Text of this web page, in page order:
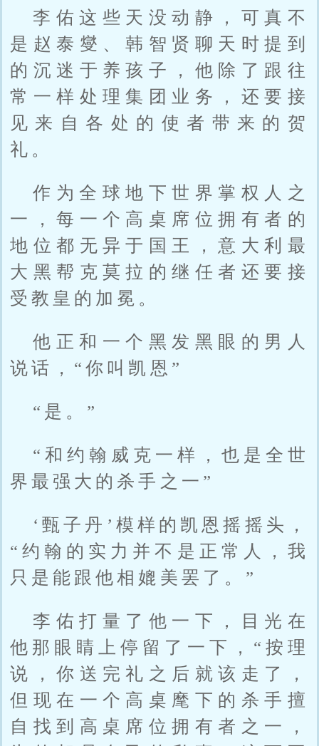
李佑这些天没动静，可真不
是赵泰燮、韩智贤聊天时提到
的沉迷于养孩子，他除了跟往
常一样处理集团业务，还要接
见来自各处的使者带来的贺
礼。
作为全球地下世界掌权人之
一，每一个高桌席位拥有者的
地位都无异于国王，意大利最
大黑帮克莫拉的继任者还要接
受教皇的加冕。
他正和一个黑发黑眼的男人
说话，“你叫凯恩”
“是。”
“和约翰威克一样，也是全世
界最强大的杀手之一”
‘甄子丹’模样的凯恩摇摇头，
“约翰的实力并不是正常人，我
只是能跟他相媲美罢了。”
李佑打量了他一下，目光在
他那眼睛上停留了一下，“按理
说，你送完礼之后就该走了，
但现在一个高桌麾下的杀手擅
自找到高桌席位拥有者之一，